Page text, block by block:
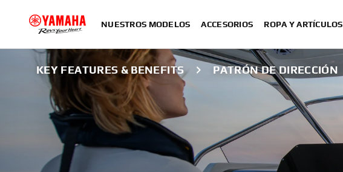
NUESTROS MODELOS ACCESORIOS ROPA Y ARTÍCULOS
KEY FEATURES & BENEFITS PATRÓN DE DIRECCIÓN